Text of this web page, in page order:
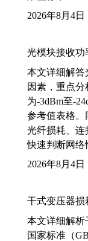
2026年8月4日
光模块接收功
本文详细解答
因素，重点
为-3dBm至-
参考值表格。
光纤损耗、连
快速判断网络
2026年8月4日
干式变压器损
本文详细解析
国家标准（